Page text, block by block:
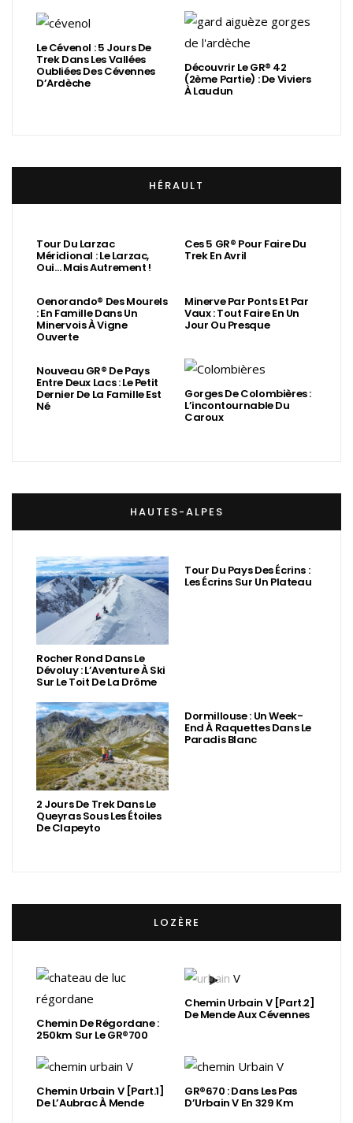
Le Cévenol : 5 Jours De
Trek Dans Les Vallées
Oubliées Des Cévennes
D’Ardèche
Découvrir Le GR® 42
(2ème Partie) : De Viviers
À Laudun
HÉRAULT
Tour Du Larzac
Méridional : Le Larzac,
Oui… Mais Autrement !
Ces 5 GR® Pour Faire Du
Trek En Avril
Oenorando® Des Mourels
: En Famille Dans Un
Minervois À Vigne
Ouverte
Minerve Par Ponts Et Par
Vaux : Tout Faire En Un
Jour Ou Presque
Nouveau GR® De Pays
Entre Deux Lacs : Le Petit
Dernier De La Famille Est
Né
Gorges De Colombières :
L’incontournable Du
Caroux
HAUTES-ALPES
Rocher Rond Dans Le
Dévoluy : L’Aventure À Ski
Sur Le Toit De La Drôme
Tour Du Pays Des Écrins :
Les Écrins Sur Un Plateau
2 Jours De Trek Dans Le
Queyras Sous Les Étoiles
De Clapeyto
Dormillouse : Un Week-
End À Raquettes Dans Le
Paradis Blanc
LOZÈRE
Chemin De Régordane :
250km Sur Le GR®700
Chemin Urbain V [Part.2]
De Mende Aux Cévennes
Chemin Urbain V [Part.1]
De L’Aubrac À Mende
GR®670 : Dans Les Pas
D’Urbain V En 329 Km